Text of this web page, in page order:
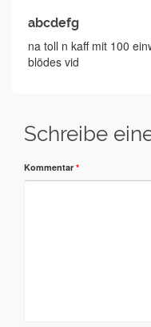
abcdefg
na toll n kaff mit 100
blödes vid
Schreibe
Kommentar *